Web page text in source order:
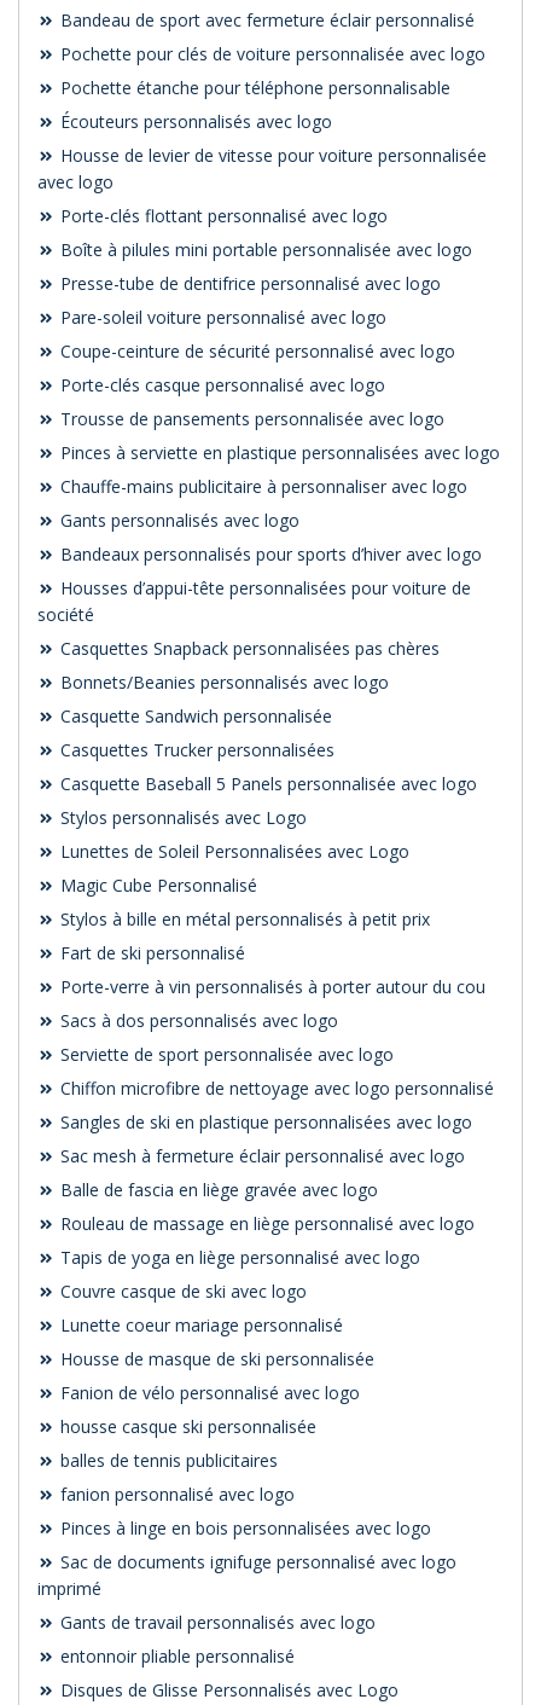
Bandeau de sport avec fermeture éclair personnalisé
Pochette pour clés de voiture personnalisée avec logo
Pochette étanche pour téléphone personnalisable
Écouteurs personnalisés avec logo
Housse de levier de vitesse pour voiture personnalisée
avec logo
Porte-clés flottant personnalisé avec logo
Boîte à pilules mini portable personnalisée avec logo
Presse-tube de dentifrice personnalisé avec logo
Pare-soleil voiture personnalisé avec logo
Coupe-ceinture de sécurité personnalisé avec logo
Porte-clés casque personnalisé avec logo
Trousse de pansements personnalisée avec logo
Pinces à serviette en plastique personnalisées avec logo
Chauffe-mains publicitaire à personnaliser avec logo
Gants personnalisés avec logo
Bandeaux personnalisés pour sports d’hiver avec logo
Housses d’appui-tête personnalisées pour voiture de
société
Casquettes Snapback personnalisées pas chères
Bonnets/Beanies personnalisés avec logo
Casquette Sandwich personnalisée
Casquettes Trucker personnalisées
Casquette Baseball 5 Panels personnalisée avec logo
Stylos personnalisés avec Logo
Lunettes de Soleil Personnalisées avec Logo
Magic Cube Personnalisé
Stylos à bille en métal personnalisés à petit prix
Fart de ski personnalisé
Porte-verre à vin personnalisés à porter autour du cou
Sacs à dos personnalisés avec logo
Serviette de sport personnalisée avec logo
Chiffon microfibre de nettoyage avec logo personnalisé
Sangles de ski en plastique personnalisées avec logo
Sac mesh à fermeture éclair personnalisé avec logo
Balle de fascia en liège gravée avec logo
Rouleau de massage en liège personnalisé avec logo
Tapis de yoga en liège personnalisé avec logo
Couvre casque de ski avec logo
Lunette coeur mariage personnalisé
Housse de masque de ski personnalisée
Fanion de vélo personnalisé avec logo
housse casque ski personnalisée
balles de tennis publicitaires
fanion personnalisé avec logo
Pinces à linge en bois personnalisées avec logo
Sac de documents ignifuge personnalisé avec logo
imprimé
Gants de travail personnalisés avec logo
entonnoir pliable personnalisé
Disques de Glisse Personnalisés avec Logo